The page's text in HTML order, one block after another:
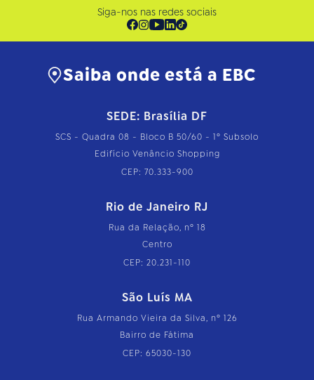
Siga-nos nas redes sociais
Saiba onde está a EBC
SEDE: Brasília DF
SCS - Quadra 08 - Bloco B 50/60 - 1º Subsolo
Edifício Venâncio Shopping
CEP: 70.333-900
Rio de Janeiro RJ
Rua da Relação, nº 18
Centro
CEP: 20.231-110
São Luís MA
Rua Armando Vieira da Silva, nº 126
Bairro de Fátima
CEP: 65030-130